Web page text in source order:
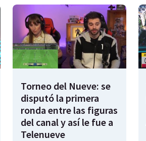
Torneo del Nueve: se
disputó la primera
ronda entre las figuras
del canal y así le fue a
Telenueve